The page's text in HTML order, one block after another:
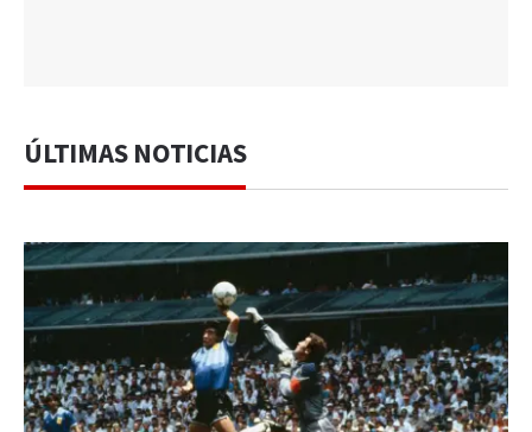
ÚLTIMAS NOTICIAS